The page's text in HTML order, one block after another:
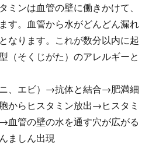
ミンは血管の壁に働きかけて、
す。血管から水がどんどん漏れ
なります。これが数分以内に起
（そくじがた）のアレルギーと
、エビ）→抗体と結合→肥満細
からヒスタミン放出→ヒスタミ
血管の壁の水を通す穴が広がる
ましん出現